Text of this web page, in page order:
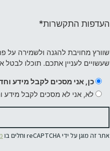
העדפות התקשרות*
שוורץ מחויבת להגנה ולשמירה על
שעשויים לעניין אתכם. תוכלו
כן, אני מסכים לקבל מידע
לא, אני לא מסכים לקבל מידע
אתר זה מוגן על ידי reCAPTCHA וחלים בו